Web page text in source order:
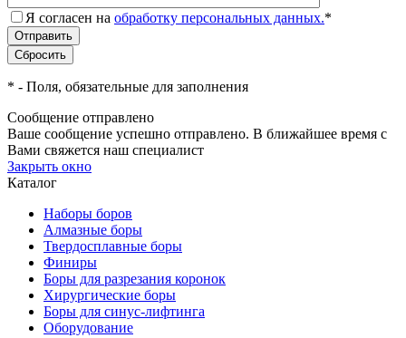
Я согласен на обработку персональных данных.*
* - Поля, обязательные для заполнения
Сообщение отправлено
Ваше сообщение успешно отправлено. В ближайшее время с
Вами свяжется наш специалист
Закрыть окно
Каталог
Наборы боров
Алмазные боры
Твердосплавные боры
Финиры
Боры для разрезания коронок
Хирургические боры
Боры для синус-лифтинга
Оборудование